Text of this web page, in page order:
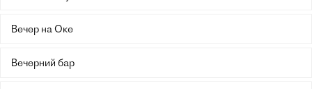
Вечер на Оке
Вечерний бар